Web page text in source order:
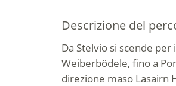
Descrizione del
Da Stelvio si scende
Weiberbödele, fino a
direzione maso Lasairn